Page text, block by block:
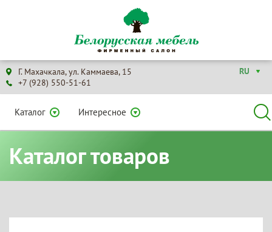
Г. Махачкала, ул. Каммаева, 15
+7 (928) 550-51-61
RU
Каталог Интересное
Каталог товаров